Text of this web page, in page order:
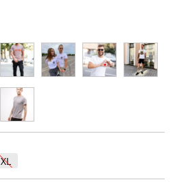
XL